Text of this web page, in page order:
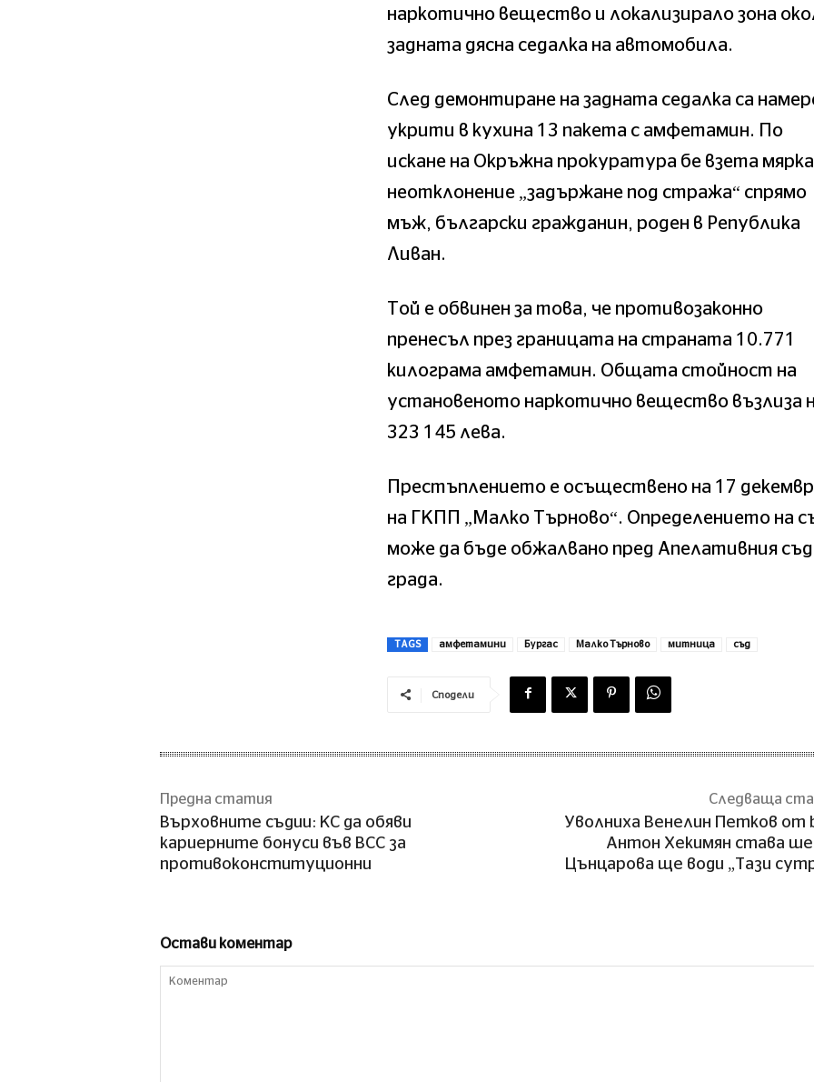
наркотично вещество и локализирало зона
задната дясна седалка на автомобила.
След демонтиране на задната седалка са
укрити в кухина 13 пакета с амфетамин. По
искане на Окръжна прокуратура бе взета мярка
неотклонение „задържане под стража“ спрямо
мъж, български гражданин, роден в Република
Ливан.
Той е обвинен за това, че противозаконно
пренесъл през границата на страната 10.771
килограма амфетамин. Общата стойност на
установеното наркотично вещество възлиза
323 145 лева.
Престъплението е осъществено на 17
на ГКПП „Малко Търново“. Определението на
може да бъде обжалвано пред Апелативния съд
града.
TAGS амфетамини Бургас Малко Търново митница съд
Сподели
Предна статия
Върховните съдии: КС да обяви
кариерните бонуси във ВСС за
противоконституционни
Следваща
Уволниха Венелин Петков от
Антон Хекимян става
Цънцарова ще води „Тази
Остави коментар